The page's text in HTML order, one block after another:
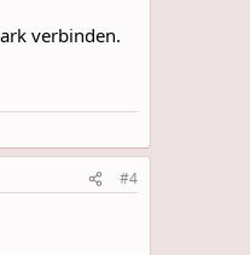
verbinden.
#4